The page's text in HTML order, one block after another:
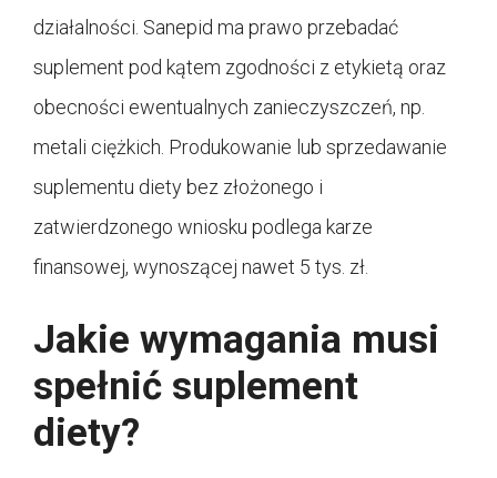
działalności. Sanepid ma prawo przebadać
suplement pod kątem zgodności z etykietą oraz
obecności ewentualnych zanieczyszczeń, np.
metali ciężkich. Produkowanie lub sprzedawanie
suplementu diety bez złożonego i
zatwierdzonego wniosku podlega karze
finansowej, wynoszącej nawet 5 tys. zł.
Jakie wymagania musi
spełnić suplement
diety?